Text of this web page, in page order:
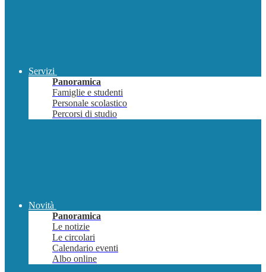
Servizi
Panoramica
Famiglie e studenti
Personale scolastico
Percorsi di studio
Novità
Panoramica
Le notizie
Le circolari
Calendario eventi
Albo online